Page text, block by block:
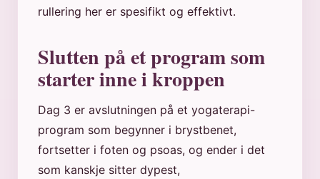
rullering her er spesifikt og effektivt.
Slutten på et program som
starter inne i kroppen
Dag 3 er avslutningen på et yogaterapi-
program som begynner i brystbenet,
fortsetter i foten og psoas, og ender i det
som kanskje sitter dypest,